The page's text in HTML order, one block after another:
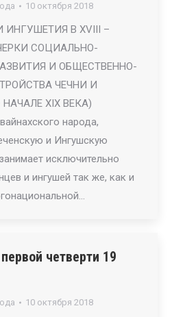
10 октября 2018
В ХVIII –
СОЦИАЛЬНО-
И ОБЩЕСТВЕННО-
ЧЕЧНИ И
ХIХ ВЕКА)
народа,
и Ингушскую
исключительно
и ингушей так же, как и
четверти 19
10 октября 2018